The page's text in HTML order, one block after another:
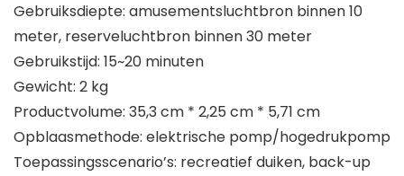
Gebruiksdiepte: amusementsluchtbron binnen 10
meter, reserveluchtbron binnen 30 meter
Gebruikstijd: 15~20 minuten
Gewicht: 2 kg
Productvolume: 35,3 cm * 2,25 cm * 5,71 cm
Opblaasmethode: elektrische pomp/hogedrukpomp
Toepassingsscenario’s: recreatief duiken, back-up